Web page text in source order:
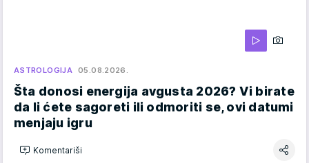
ASTROLOGIJA 05.08.2026.
Šta donosi energija avgusta 2026? Vi birate
da li ćete sagoreti ili odmoriti se, ovi datumi
menjaju igru
Komentariši